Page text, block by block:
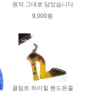
원작 그대로 담았습니다
9,000원
클림트 하이힐 핸드폰줄